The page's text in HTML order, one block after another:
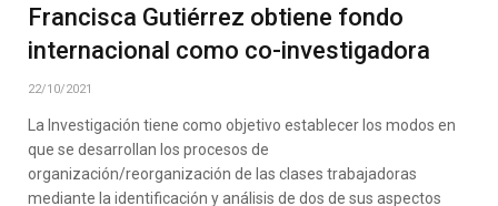
Francisca Gutiérrez obtiene fondo
internacional como co-investigadora
22/10/2021
La Investigación tiene como objetivo establecer los modos en
que se desarrollan los procesos de
organización/reorganización de las clases trabajadoras
mediante la identificación y análisis de dos de sus aspectos